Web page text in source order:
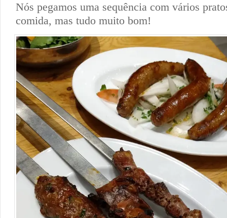
Nós pegamos uma sequência com vários
comida, mas tudo muito bom!